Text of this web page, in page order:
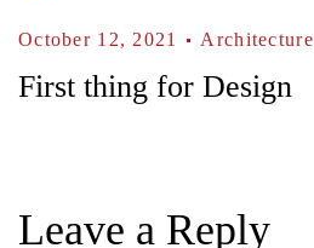
October 12, 2021 Architecture
First thing for Design
Leave a Reply